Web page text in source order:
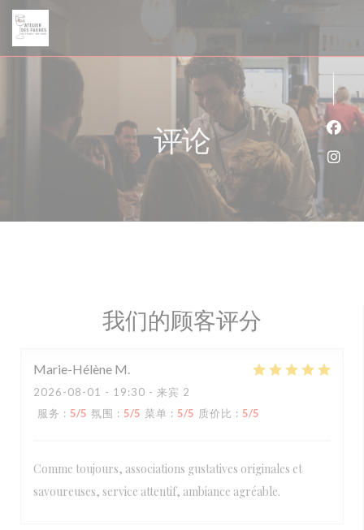
Cookie管理面板
评论
我们的顾客评分
Marie-Hélène M
2026-08-01 - 19:30 - 来宾 2
服务 : 5/5 氛围 : 5/5 菜单 : 5/5 质价比 : 5/5
Comme toujours, associations gustatives originales et
savoureuses, service attentif, ambiance agréable.